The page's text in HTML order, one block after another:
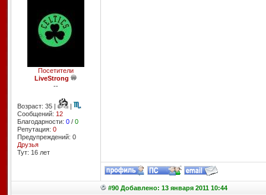
Посетители
LiveStrong
--
Возраст: 35 |
|
Сообщений: 12
Благодарности: 0/ 0
Репутация: 0
Предупреждений: 0
Друзья
Тут: 16 лет
#90 Добавлено: 13 января 2011 10:44